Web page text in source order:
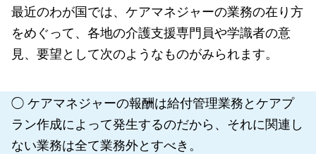
最近のわが国では、ケアマネジャーの業務の在り方
をめぐって、各地の介護支援専門員や学識者の意
見、要望として次のようなものがみられます。
◯ ケアマネジャーの報酬は給付管理業務とケアプ
ラン作成によって発生するのだから、それに関連し
ない業務は全て業務外とすべき。